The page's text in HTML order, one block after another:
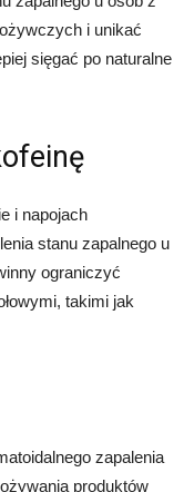
i unikać
sięgać po naturalne
i napojach
stanu zapalnego u
ograniczyć
takimi jak
zapalenia
produktów